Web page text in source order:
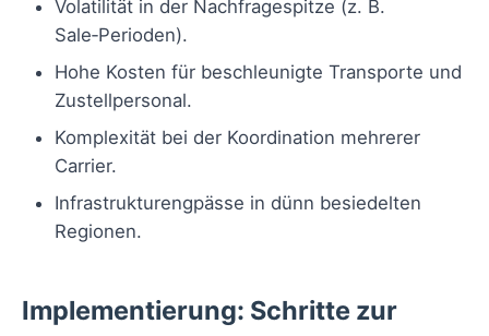
Volatilität in der Nachfragespitze (z. B.
Sale‑Perioden).
Hohe Kosten für beschleunigte Transporte und
Zustellpersonal.
Komplexität bei der Koordination mehrerer
Carrier.
Infrastrukturengpässe in dünn besiedelten
Regionen.
Implementierung: Schritte zur